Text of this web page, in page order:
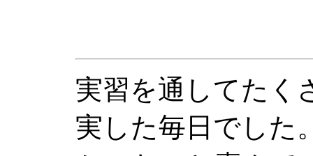
実習を通してたく
実した毎日でした